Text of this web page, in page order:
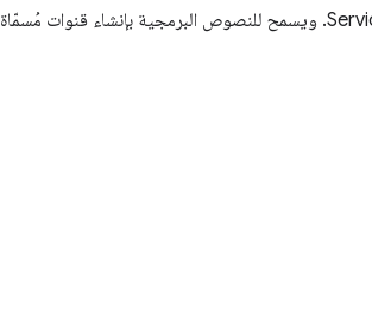
أشخاص بين النوافذ وعلامات التبويب وإطارات iframe وWeb Workers وService Workers. ويسمح للنصوص البرمجية بإنشاء قنوات مُسمّاة